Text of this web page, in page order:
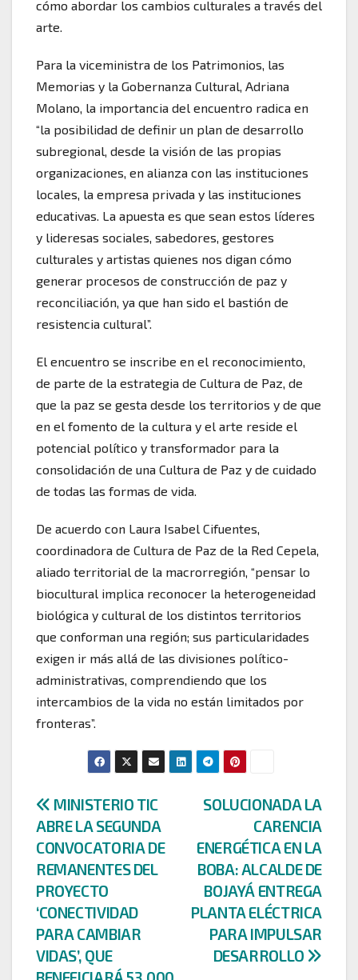
cómo abordar los cambios culturales a través del
arte.
Para la viceministra de los Patrimonios, las
Memorias y la Gobernanza Cultural, Adriana
Molano, la importancia del encuentro radica en
“la posibilidad de definir un plan de desarrollo
subregional, desde la visión de las propias
organizaciones, en alianza con las instituciones
locales, la empresa privada y las instituciones
educativas. La apuesta es que sean estos líderes
y lideresas sociales, sabedores, gestores
culturales y artistas quienes nos digan cómo
generar procesos de construcción de paz y
reconciliación, ya que han sido el bastión de
resistencia cultural”.
El encuentro se inscribe en el reconocimiento,
de parte de la estrategia de Cultura de Paz, de
que la paz se gesta desde los territorios y de que
en el fomento de la cultura y el arte reside el
potencial político y transformador para la
consolidación de una Cultura de Paz y de cuidado
de todas las formas de vida.
De acuerdo con Laura Isabel Cifuentes,
coordinadora de Cultura de Paz de la Red Cepela,
aliado territorial de la macrorregión, “pensar lo
biocultural implica reconocer la heterogeneidad
biológica y cultural de los distintos territorios
que conforman una región; sus particularidades
exigen ir más allá de las divisiones político-
administrativas, comprendiendo que los
intercambios de la vida no están limitados por
fronteras”.
Navegación
de
entradas
SOLUCIONADA LA
CARENCIA
ENERGÉTICA EN LA
BOBA: ALCALDE DE
BOJAYÁ ENTREGA
PLANTA ELÉCTRICA
PARA IMPULSAR
DESARROLLO
MINISTERIO TIC
ABRE LA SEGUNDA
CONVOCATORIA DE
REMANENTES DEL
PROYECTO
‘CONECTIVIDAD
PARA CAMBIAR
VIDAS’, QUE